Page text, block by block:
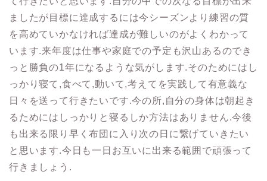
ましたが目標に達成するには今シーズンより練習の質
を高めていかなければ達成が難しいのがよくわかって
います.来年度は仕事や家庭での予定も沢山あるのでき
っと勝負の1年になるような気がします.そのためにはし
っかり寝て,食べて,動いて,考えてを実践して有意義な
日々を送って行きたいです.今の所,自分の身体は朝起き
るためにはしっかりと寝るしか方法はありません.今後
も出来る限り早く布団に入り次の日に繋げていきたい
と思います.今日も一日お互いに出来る範囲で頑張って
行きましょう.